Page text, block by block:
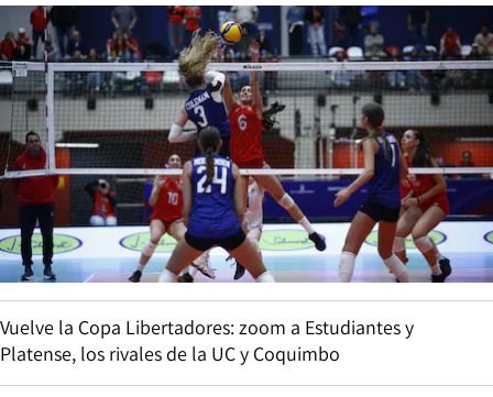
Vuelve la Copa Libertadores: zoom a Estudiantes y
Platense, los rivales de la UC y Coquimbo